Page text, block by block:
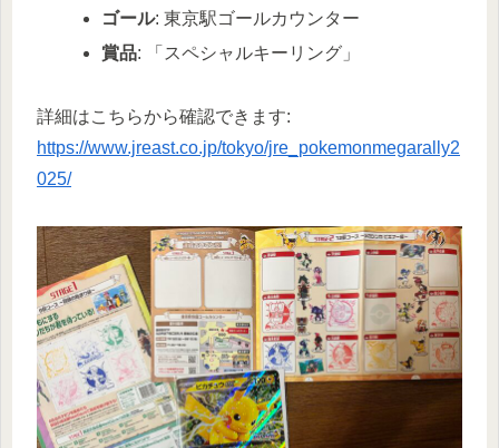
ゴール: 東京駅ゴールカウンター
賞品: 「スペシャルキーリング」
詳細はこちらから確認できます:
https://www.jreast.co.jp/tokyo/jre_pokemonmegarally2
025/